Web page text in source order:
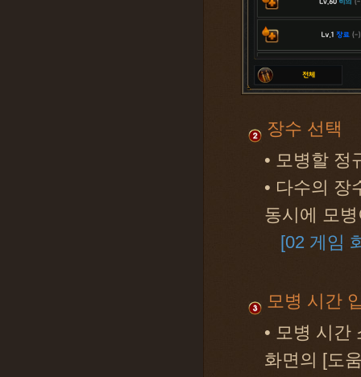
장수 선택
• 모병할 정
• 다수의 장
동시에 모
[02 게임
모병 시간
• 모병 시간
화면의 [도